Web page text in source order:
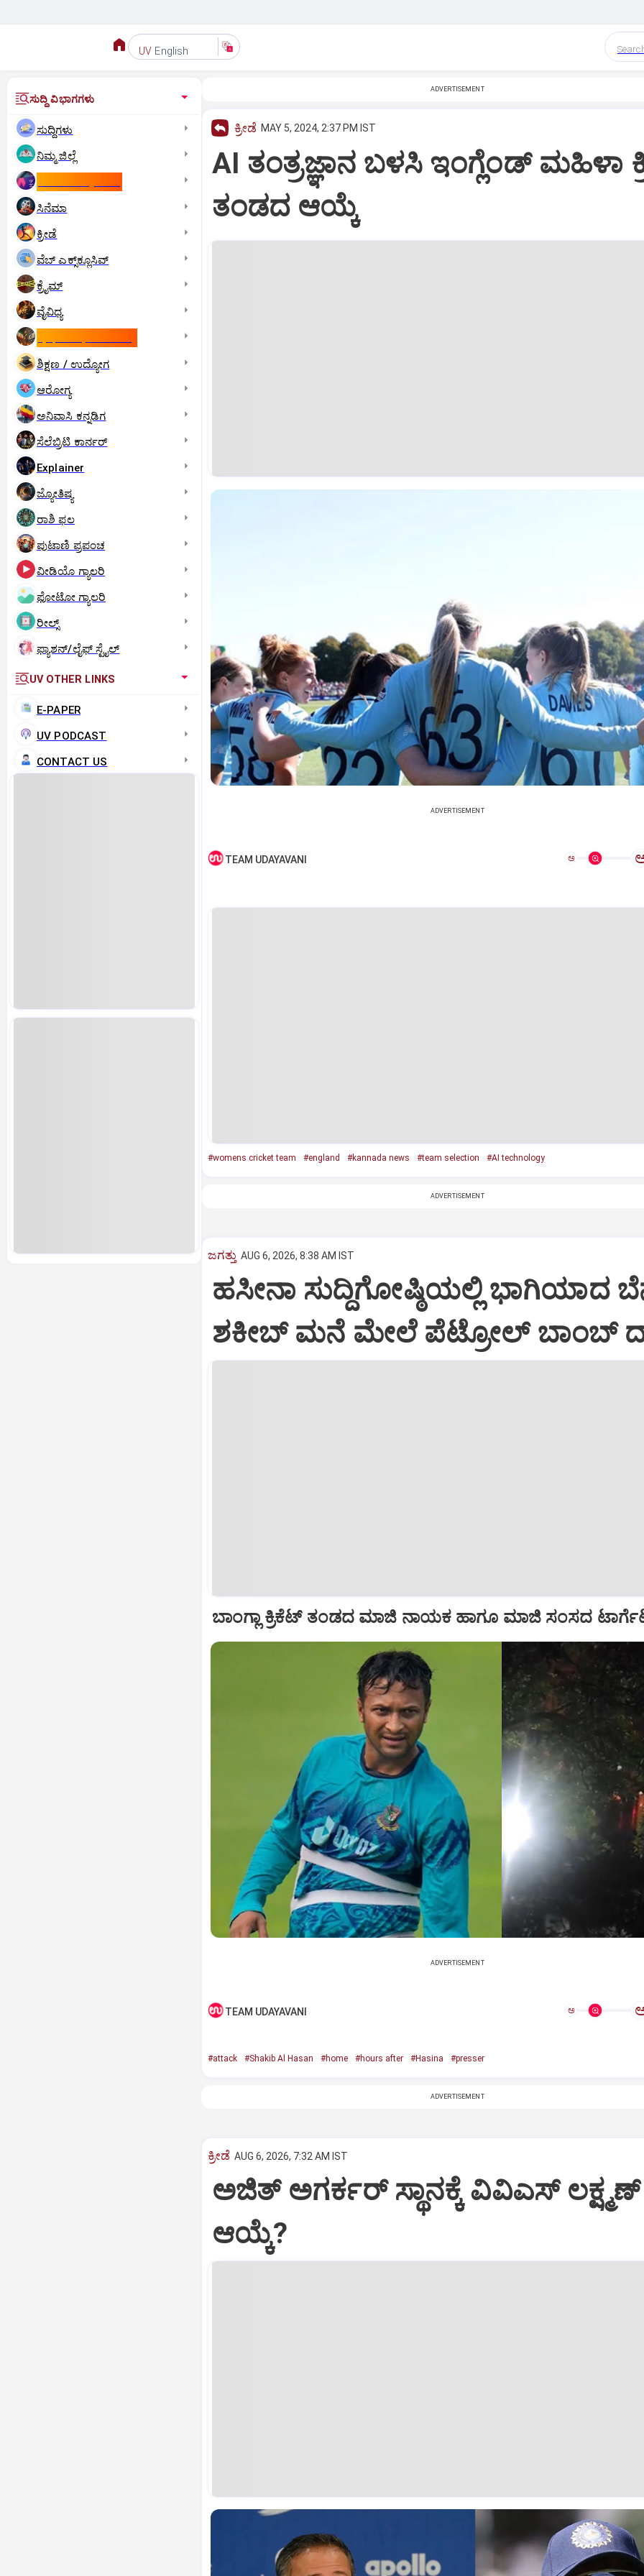
UV English
ಸುದ್ದಿ ವಿಭಾಗಗಳು
ಸುದ್ದಿಗಳು
ನಿಮ್ಮ ಜಿಲ್ಲೆ
ಸಿನೆಮಾ
ಕ್ರೀಡೆ
ವೆಬ್ ಎಕ್ಸ್‌ಕ್ಲೂಸಿವ್
ಕ್ರೈಮ್
ವೈವಿಧ್ಯ
ಶಿಕ್ಷಣ / ಉದ್ಯೋಗ
ಆರೋಗ್ಯ
ಅನಿವಾಸಿ ಕನ್ನಡಿಗ
ಸೆಲೆಬ್ರಿಟಿ ಕಾರ್ನರ್‌
Explainer
ಜ್ಯೋತಿಷ್ಯ
ರಾಶಿ ಫಲ
ಪುಟಾಣಿ ಪ್ರಪಂಚ
ವೀಡಿಯೊ ಗ್ಯಾಲರಿ
ಫೋಟೋ ಗ್ಯಾಲರಿ
ರೀಲ್ಸ್
ಫ್ಯಾಶನ್/ಲೈಫ್‌ ಸ್ಟೈಲ್
UV OTHER LINKS
E-PAPER
UV PODCAST
CONTACT US
ADVERTISEMENT
ಕ್ರೀಡೆ MAY 5, 2024, 2:37 PM IST
AI ತಂತ್ರಜ್ಞಾನ ಬಳಸಿ ಇಂಗ್ಲೆಂಡ್‌ ಮಹಿಳಾ
ತಂಡದ ಆಯ್ಕೆ
ADVERTISEMENT
TEAM UDAYAVANI ಅ
#womens cricket team #england #kannada news #team selection #AI technology
ADVERTISEMENT
ಜಗತ್ತು AUG 6, 2026, 8:38 AM IST
ಹಸೀನಾ ಸುದ್ದಿಗೋಷ್ಠಿಯಲ್ಲಿ ಭಾಗಿಯಾದ
ಶಕೀಬ್ ಮನೆ ಮೇಲೆ ಪೆಟ್ರೋಲ್ ಬಾಂಬ್
ಬಾಂಗ್ಲಾ ಕ್ರಿಕೆಟ್ ತಂಡದ ಮಾಜಿ ನಾಯಕ ಹಾಗೂ ಮಾಜಿ ಸಂಸದ
ADVERTISEMENT
TEAM UDAYAVANI ಅ
#attack #Shakib Al Hasan #home #hours after #Hasina #presser
ADVERTISEMENT
ಕ್ರೀಡೆ AUG 6, 2026, 7:32 AM IST
ಅಜಿತ್‌ ಅಗರ್ಕರ್‌ ಸ್ಥಾನಕ್ಕೆ ವಿವಿಎಸ್‌ ಲಕ್ಷ್ಮಣ್‌
ಆಯ್ಕೆ?